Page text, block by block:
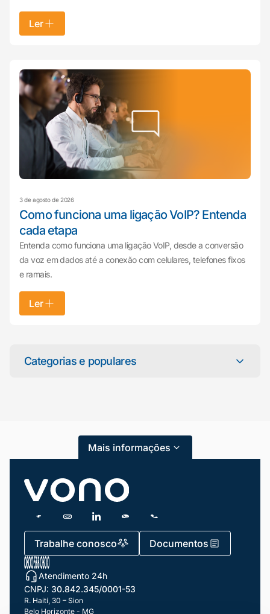
Ler
3 de agosto de 2026
Como funciona uma ligação VoIP? Entenda
cada etapa
Entenda como funciona uma ligação VoIP, desde a conversão
da voz em dados até a conexão com celulares, telefones fixos
e ramais.
Ler
Categorias e populares
Atendimento ao Cliente
Blog
Dicas e Tutoriais
Gestão de Condomínios
Gestão de Frotas
Gestão de Negócios
Gestão de pessoas e Liderança
Gestão Financeira
Mais informações
Trabalhe conosco Documentos
Atendimento 24h
CNPJ: 30.842.345/0001-53
R. Haití, 30 – Sion
Belo Horizonte - MG
online agora